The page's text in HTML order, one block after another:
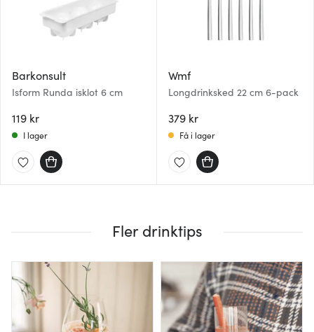
Barkonsult
Isform Runda isklot 6 cm
119 kr
I lager
Wmf
Longdrinksked 22 cm 6-pack
379 kr
Få i lager
Fler drinktips